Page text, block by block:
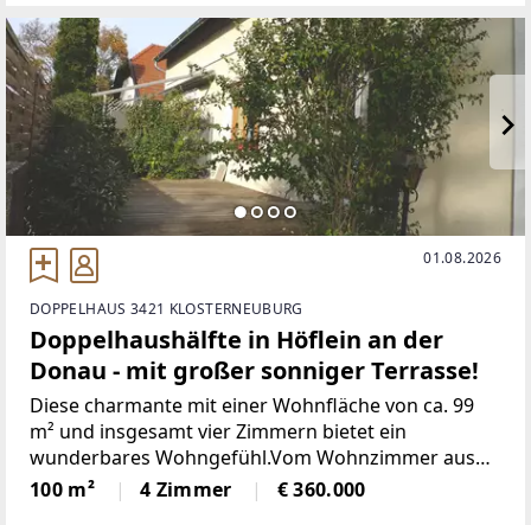
01.08.2026
DOPPELHAUS 3421 KLOSTERNEUBURG
Doppelhaushälfte in Höflein an der
Donau - mit großer sonniger Terrasse!
Diese charmante mit einer Wohnfläche von ca. 99
m² und insgesamt vier Zimmern bietet ein
wunderbares Wohngefühl.Vom Wohnzimmer aus
haben Sie Zugang zu einer 18m² großen Terrasse.
Zusätzlich steht Ihnen eine eigene Garage und ein
100 m² 4 Zimmer € 360.000